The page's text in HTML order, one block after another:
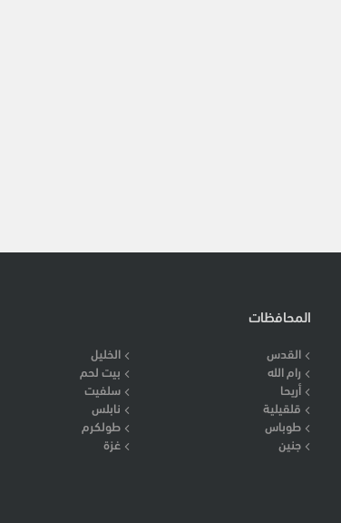
المحافظات
القدس
الخليل
رام الله
بيت لحم
أريحا
سلفيت
قلقيلية
نابلس
طوباس
طولكرم
جنين
غزة